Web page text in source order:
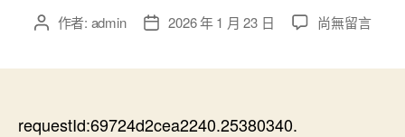
文 作者: admin
文
期
2026 年 1 月 23 日
在
尚無留言
requestId:69724d2cea2240.25380340.